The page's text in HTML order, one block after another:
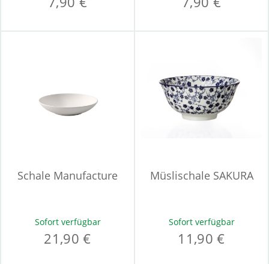
Schale Manufacture
Sofort verfügbar
21,90 €
Müslischale SAKURA
Sofort verfügbar
11,90 €